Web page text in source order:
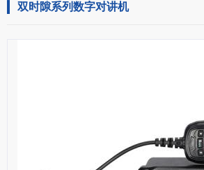
双时隙系列数字对讲机